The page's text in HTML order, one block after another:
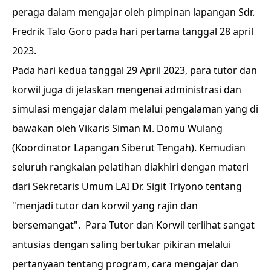
peraga dalam mengajar oleh pimpinan lapangan Sdr.
Fredrik Talo Goro pada hari pertama tanggal 28 april
2023.
Pada hari kedua tanggal 29 April 2023, para tutor dan
korwil juga di jelaskan mengenai administrasi dan
simulasi mengajar dalam melalui pengalaman yang di
bawakan oleh Vikaris Siman M. Domu Wulang
(Koordinator Lapangan Siberut Tengah). Kemudian
seluruh rangkaian pelatihan diakhiri dengan materi
dari Sekretaris Umum LAI Dr. Sigit Triyono tentang
"menjadi tutor dan korwil yang rajin dan
bersemangat". Para Tutor dan Korwil terlihat sangat
antusias dengan saling bertukar pikiran melalui
pertanyaan tentang program, cara mengajar dan